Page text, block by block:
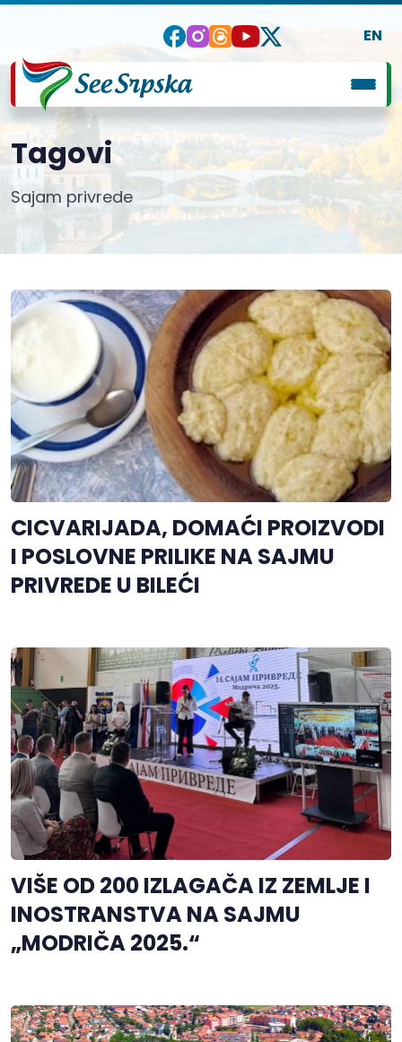
EN
Tagovi
Sajam privrede
CICVARIJADA, DOMAĆI PROIZVODI
I POSLOVNE PRILIKE NA SAJMU
PRIVREDE U BILEĆI
VIŠE OD 200 IZLAGAČA IZ ZEMLJE I
INOSTRANSTVA NA SAJMU
„MODRIČA 2025.“